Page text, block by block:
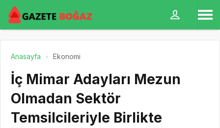
Anasayfa Ekonomi
İç Mimar Adayları Mezun
Olmadan Sektör
Temsilcileriyle Birlikte